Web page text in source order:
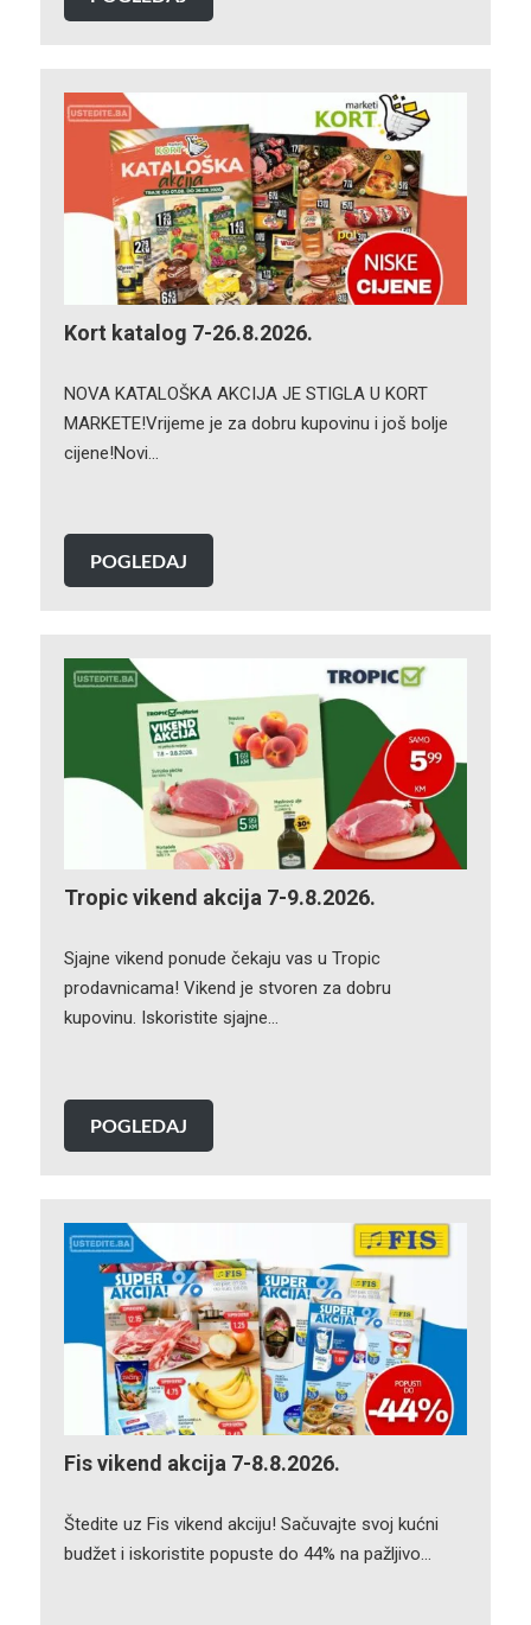
Kort katalog 7-26.8.2026.
NOVA KATALOŠKA AKCIJA JE STIGLA U KORT
MARKETE!Vrijeme je za dobru kupovinu i još bolje
cijene!Novi…
POGLEDAJ
Tropic vikend akcija 7-9.8.2026.
Sjajne vikend ponude čekaju vas u Tropic
prodavnicama! Vikend je stvoren za dobru
kupovinu. Iskoristite sjajne…
POGLEDAJ
Fis vikend akcija 7-8.8.2026.
Štedite uz Fis vikend akciju! Sačuvajte svoj kućni
budžet i iskoristite popuste do 44% na pažljivo…